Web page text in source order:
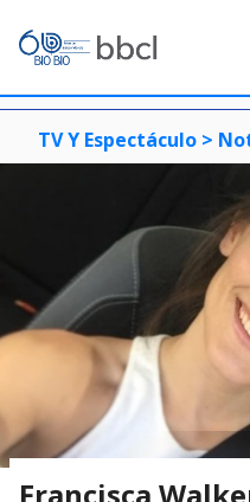
TV Y Espectáculo >
Francisca